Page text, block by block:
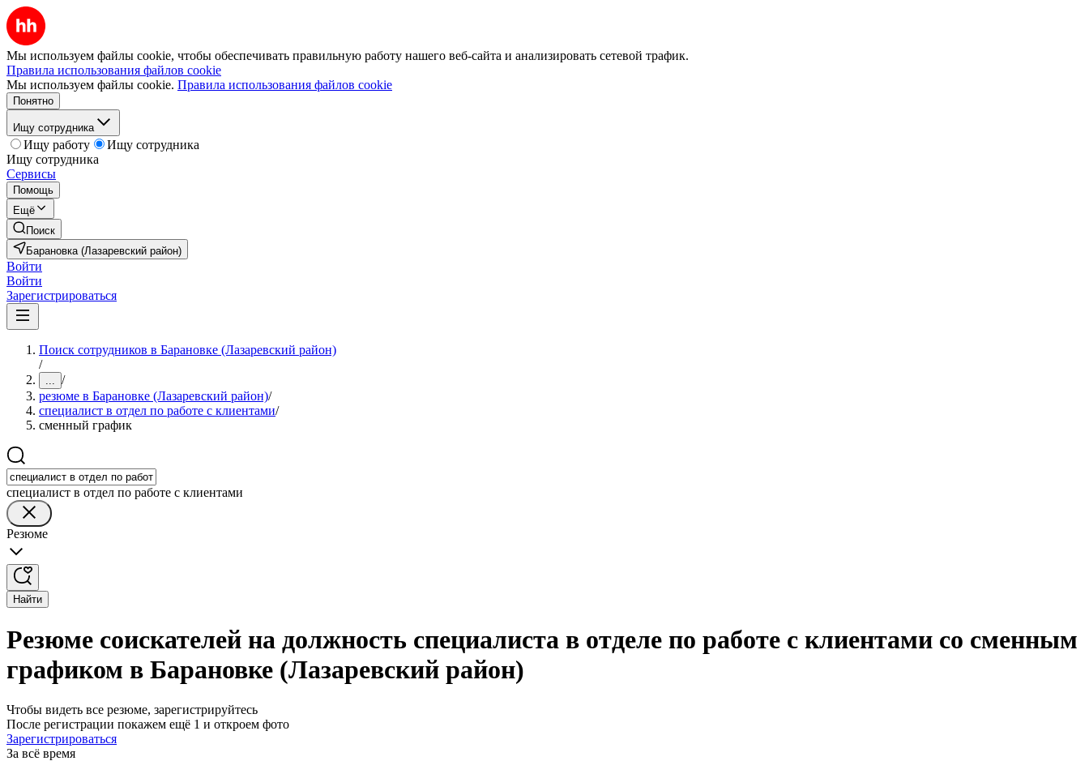
Мы используем файлы cookie, чтобы обеспечивать правильную работу нашего веб-сайта и анализировать сетевой трафик.
Правила использования файлов cookie
Мы используем файлы cookie. Правила использования файлов cookie
Понятно
Ищу сотрудника
Ищу работу
Ищу сотрудника
Ищу сотрудника
Сервисы
Помощь
Ещё
Поиск
Барановка (Лазаревский район)
Войти
Войти
Зарегистрироваться
Поиск сотрудников в Барановке (Лазаревский район)
/
... /
резюме в Барановке (Лазаревский район)/
специалист в отдел по работе с клиентами/
сменный график
специалист в отдел по работе с клиентами
Резюме
Найти
Резюме соискателей на должность специалиста в отделе по работе с клиентами со сменным
графиком в Барановке (Лазаревский район)
Чтобы видеть все резюме, зарегистрируйтесь
После регистрации покажем ещё 1 и откроем фото
Зарегистрироваться
За всё время